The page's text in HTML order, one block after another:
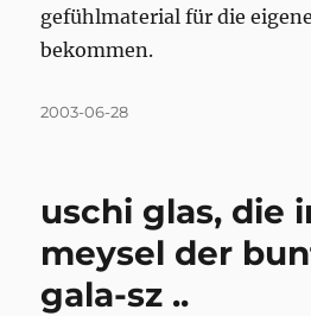
gefühlmaterial für die
bekommen.
Posted
2003-06-28
uschi glas, die
meysel der
gala-sz ..